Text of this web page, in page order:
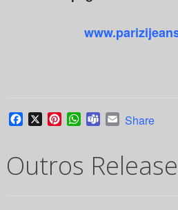
Facebook
X PinterestWhatsApp
TeamsEmail
Share
Outros